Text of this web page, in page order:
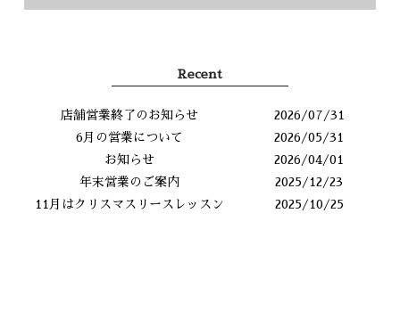
Recent
店舗営業終了のお知らせ
2026/07/31
6月の営業について
2026/05/31
お知らせ
2026/04/01
年末営業のご案内
2025/12/23
11月はクリスマスリースレッスン
2025/10/25